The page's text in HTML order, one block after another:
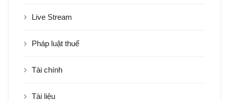
Live Stream
Pháp luật thuế
Tài chính
Tài liệu